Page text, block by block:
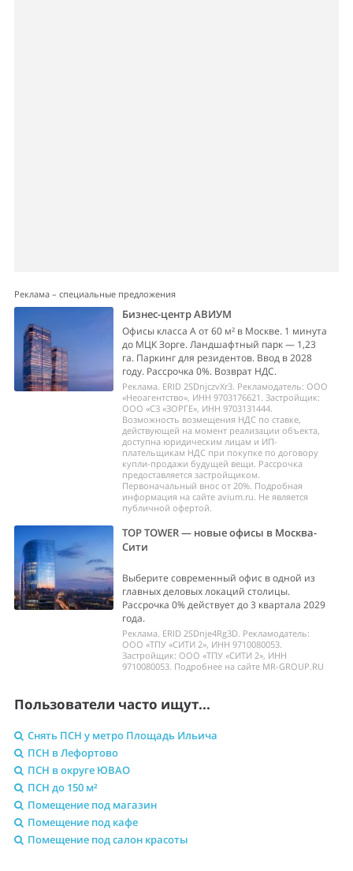
Реклама – специальные предложения
Бизнес-центр АВИУМ
Офисы класса А от 60 м² в Москве. 1 минута
до МЦК Зорге. Ландшафтный парк — 1,23
га. Паркинг для резидентов. Ввод в 2028
году. Рассрочка 0%. Возврат НДС.
Реклама. ERID 2SDnjczvXr3. Рекламодатель: ООО
«Неоагентство», ИНН 9703176621. Застройщик:
ООО «СЗ «ЗОРГЕ», ИНН 9703131444.
Возможность возмещения НДС по ставке,
действующей на момент реализации объекта,
доступна юридическим лицам и ИП-
плательщикам НДС при покупке по договору
купли-продажи будущей вещи. Рассрочка
предоставляется застройщиком.
Первоначальный внос от 20%. Подробная
информация на сайте avium.ru. Не является
публичной офертой.
TOP TOWER — новые офисы в Москва-
Сити
Выберите современный офис в одной из
главных деловых локаций столицы.
Рассрочка 0% действует до 3 квартала 2029
года.
Реклама. ERID 2SDnje4Rg3D. Рекламодатель:
ООО «ТПУ «СИТИ 2», ИНН 9710080053.
Застройщик: ООО «ТПУ «СИТИ 2», ИНН
9710080053. Подробнее на сайте MR-GROUP.RU
Пользователи часто ищут...
Снять ПСН у метро Площадь Ильича
ПСН в Лефортово
ПСН в округе ЮВАО
ПСН до 150 м²
Помещение под магазин
Помещение под кафе
Помещение под салон красоты